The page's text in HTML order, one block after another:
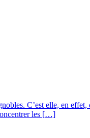
C’est elle, en
les […]